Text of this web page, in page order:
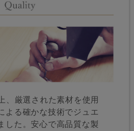
、厳選された素材を使用
よる確かな技術でジュエ
した。安心で高品質な製